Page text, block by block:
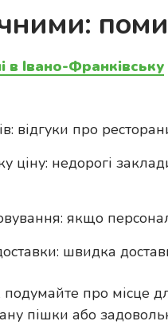
в Івано-Франківську
відгуки про
ціну: недорогі
якщо
швидка
про місце
пішки або